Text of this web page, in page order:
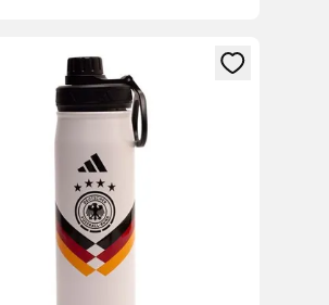
som medlem
en Modal för att logga in eller registrera